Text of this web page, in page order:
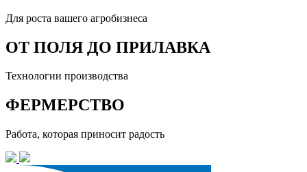
Для роста вашего агробизнеса
ОТ ПОЛЯ ДО ПРИЛАВКА
Технологии производства
ФЕРМЕРСТВО
Работа, которая приносит радость